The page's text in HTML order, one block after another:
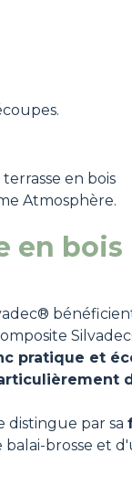
en bois
Atmosphère.
en bois
pratique et
distingue par sa
brosse et